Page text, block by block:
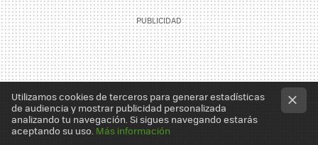
Utilizamos cookies de terceros para generar estadísticas
de audiencia y mostrar publicidad personalizada
analizando tu navegación. Si sigues navegando estarás
aceptando su uso. Más información